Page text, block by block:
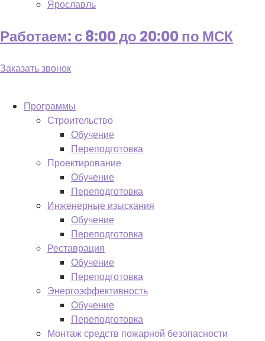
Ярославль
Работаем: с 8:00 до 20:00 по МСК
Заказать звонок
Программы
Строительство
Обучение
Переподготовка
Проектирование
Обучение
Переподготовка
Инженерные изыскания
Обучение
Переподготовка
Реставрация
Обучение
Переподготовка
Энергоэффективность
Обучение
Переподготовка
Монтаж средств пожарной безопасности